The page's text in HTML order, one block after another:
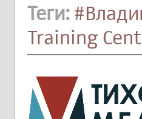
Теги:
Training